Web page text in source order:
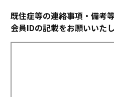
既住症等の連絡事項・備
会員IDの記載をお願いいた